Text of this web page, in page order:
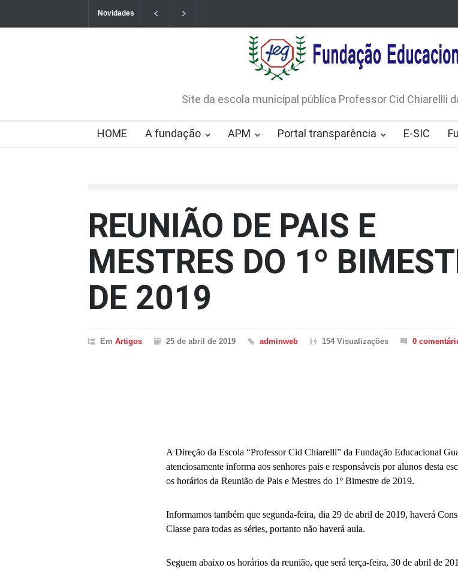
Novidades
CHAMAMENTO PÚBLICO N. 001/2026-EDITAL DE
CREDENCIAMENTO DE RÁDIOS E JORNAIS IMPRESSOS
Site da escola municipal pública Professor Cid Chiarellli
HOME A fundação APM Portal transparência E-SIC
REUNIÃO DE PAIS E
MESTRES DO 1º
DE 2019
Em Artigos 25 de abril de 2019 adminweb 154 Visualizações 0
A Direção da Escola “Professor Cid Chiarelli” da Fundação Educacional
atenciosamente informa aos senhores pais e responsáveis por alunos desta
os horários da Reunião de Pais e Mestres do 1º Bimestre de 2019.
Informamos também que segunda-feira, dia 29 de abril de 2019, haverá
Classe para todas as séries, portanto não haverá aula.
Seguem abaixo os horários da reunião, que será terça-feira, 30 de abril de